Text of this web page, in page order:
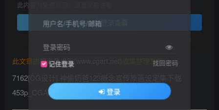
此内容为免费资源，请登录后查看
登录查看
此文章由 橙光艺术网(www.cgart.net) 收集整理发布
7162[CG设计] 神偷奶爸123概念宣传原画设定集下载
453p_CGART
用户名/手机号/邮箱
登录密码
记住登录 找回密码
登录